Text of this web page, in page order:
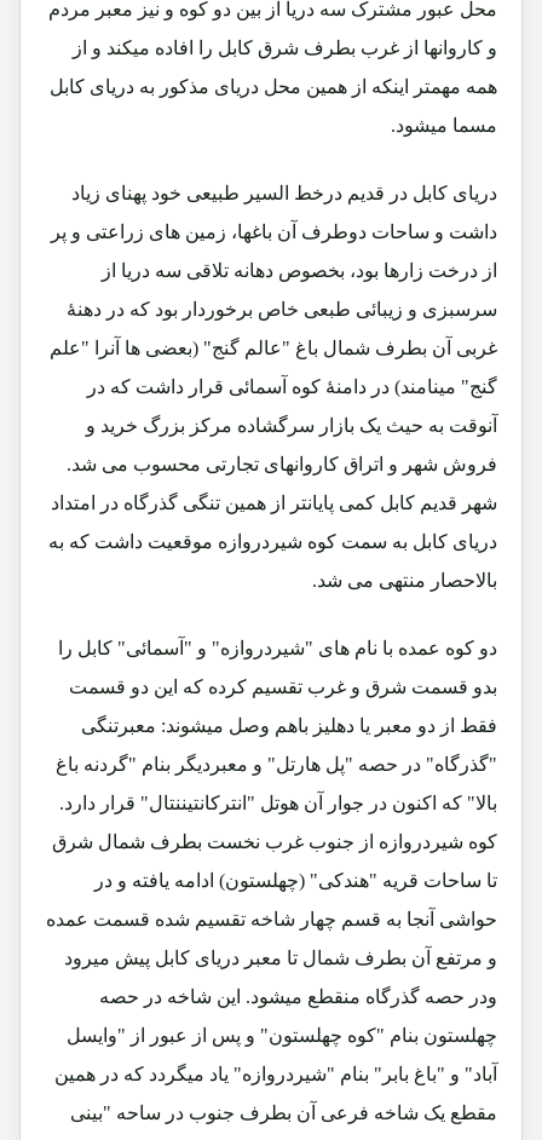
محل عبور مشترک سه دریا از بین دو کوه و نیز معبر مردم
و کاروانها از غرب بطرف شرق کابل را افاده میکند و از
همه مهمتر اینکه از همین محل دریای مذکور به دریای کابل
مسما میشود.
دریای کابل در قدیم درخط السیر طبیعی خود پهنای زیاد
داشت و ساحات دوطرف آن باغها، زمین های زراعتی و پر
از درخت زارها بود، بخصوص دهانه تلاقی سه دریا از
سرسبزی و زیبائی طبعی خاص برخوردار بود که در دهنۀ
غربی آن بطرف شمال باغ "عالم گنج" (بعضی ها آنرا "علم
گنج" مینامند) در دامنۀ کوه آسمائی قرار داشت که در
آنوقت به حیث یک بازار سرگشاده مرکز بزرگ خرید و
فروش شهر و اتراق کاروانهای تجارتی محسوب می شد.
شهر قدیم کابل کمی پایانتر از همین تنگی گذرگاه در امتداد
دریای کابل به سمت کوه شیردروازه موقعیت داشت که به
بالاحصار منتهی می شد.
دو کوه عمده با نام های "شیردروازه" و "آسمائی" کابل را
بدو قسمت شرق و غرب تقسیم کرده که این دو قسمت
فقط از دو معبر یا دهلیز باهم وصل میشوند: معبرتنگی
"گذرگاه" در حصه "پل هارتل" و معبردیگر بنام "گردنه باغ
بالا" که اکنون در جوار آن هوتل "انترکانتیننتال" قرار دارد.
کوه شیردروازه از جنوب غرب نخست بطرف شمال شرق
تا ساحات قریه "هندکی" (چهلستون) ادامه یافته و در
حواشی آنجا به قسم چهار شاخه تقسیم شده قسمت عمده
و مرتفع آن بطرف شمال تا معبر دریای کابل پیش میرود
ودر حصه گذرگاه منقطع میشود. این شاخه در حصه
چهلستون بنام "کوه چهلستون" و پس از عبور از "وایسل
آباد" و "باغ بابر" بنام "شیردروازه" یاد میگردد که در همین
مقطع یک شاخه فرعی آن بطرف جنوب در ساحه "بینی